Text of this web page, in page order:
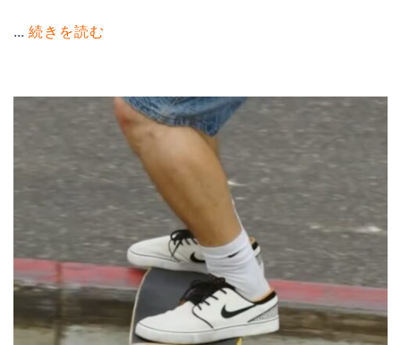
... 続きを読む